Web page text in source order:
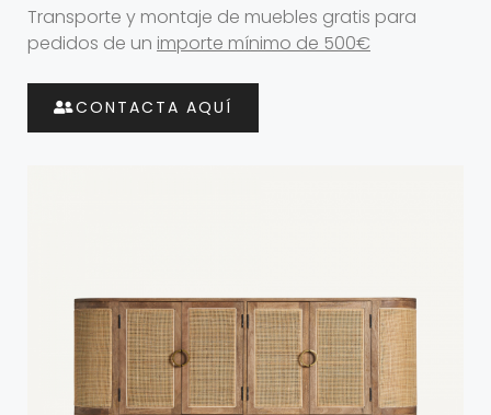
Transporte y montaje de muebles gratis para
pedidos de un importe mínimo de 500€
CONTACTA AQUÍ